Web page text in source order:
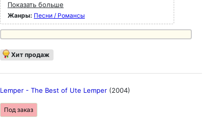
Показать больше
Жанры: Песни / Романсы
Хит продаж
Lemper - The Best of Ute Lemper (2004)
Под заказ